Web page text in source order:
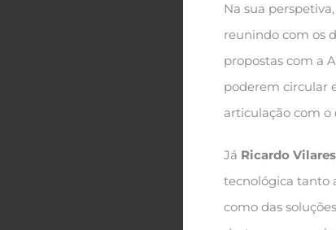
Na sua
reunindo com os
propostas com a
poderem circular
articulação com o
Já Ricardo
tecnológica tanto
como das